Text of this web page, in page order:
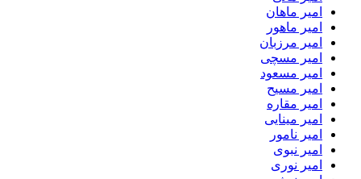
امیر ماهان
امیر ماهور
امیر مرزبان
امیر مسچی
امیر مسعود
امیر مسیح
امیر مقاره
امیر مینایی
امیر نامور
امیر نبوی
امیر نوری